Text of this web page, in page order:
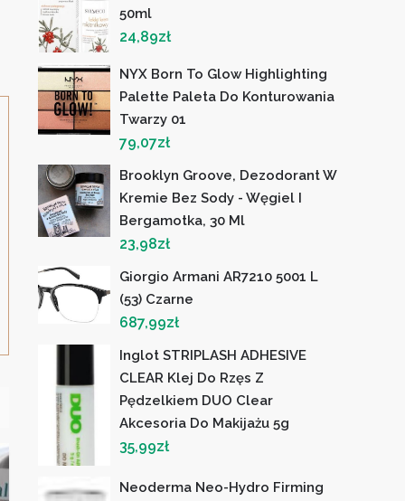
50ml
24,89zł
NYX Born To Glow Highlighting
Palette Paleta Do Konturowania
Twarzy 01
79,07zł
Brooklyn Groove, Dezodorant W
Kremie Bez Sody - Węgiel I
Bergamotka, 30 Ml
23,98zł
Giorgio Armani AR7210 5001 L
(53) Czarne
687,99zł
Inglot STRIPLASH ADHESIVE
CLEAR Klej Do Rzęs Z
Pędzelkiem DUO Clear
Akcesoria Do Makijażu 5g
35,99zł
Neoderma Neo-Hydro Firming